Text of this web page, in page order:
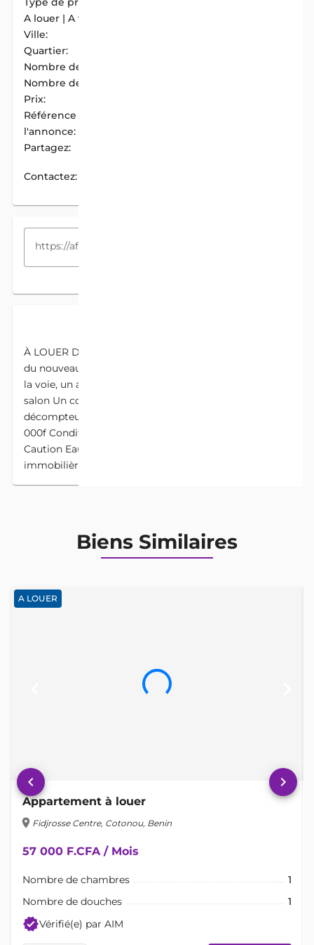
A louer | A vendre:
Ville:
Quartier:
Nombre de chambres:
Nombre de douches:
Prix:
Référence de
l'annonce:
Partagez:
Contactez:
À LOUER Disponible à FIDJROSSÈ DJEBOU à 200m
du nouveau caniveau à ciel ouvert et très proche de
la voie, un appartement staffé de ️Une chambre ️Un
salon ️Un couloir ️Compteur SBEE Prépayé ️SONEB
décompteur pour le moment Loyer mensuel 55
000f Conditions Avances 3 mois Prépayé 1 mois
Caution Eau Électricité 50.000f Commission
immobilière 1 mois Visite payante
Biens Similaires
A LOUER
Appartement à louer
location_on Fidjrosse Centre, Cotonou, Benin
57 000 F.CFA / Mois
Nombre de chambres
1
Nombre de douches
1
verifiedVérifié(e) par AIM
keyboard_arrow_left keyboard_arrow_right